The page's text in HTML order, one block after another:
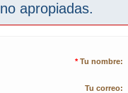
no apropiadas.
* Tu nombre:
Tu correo: